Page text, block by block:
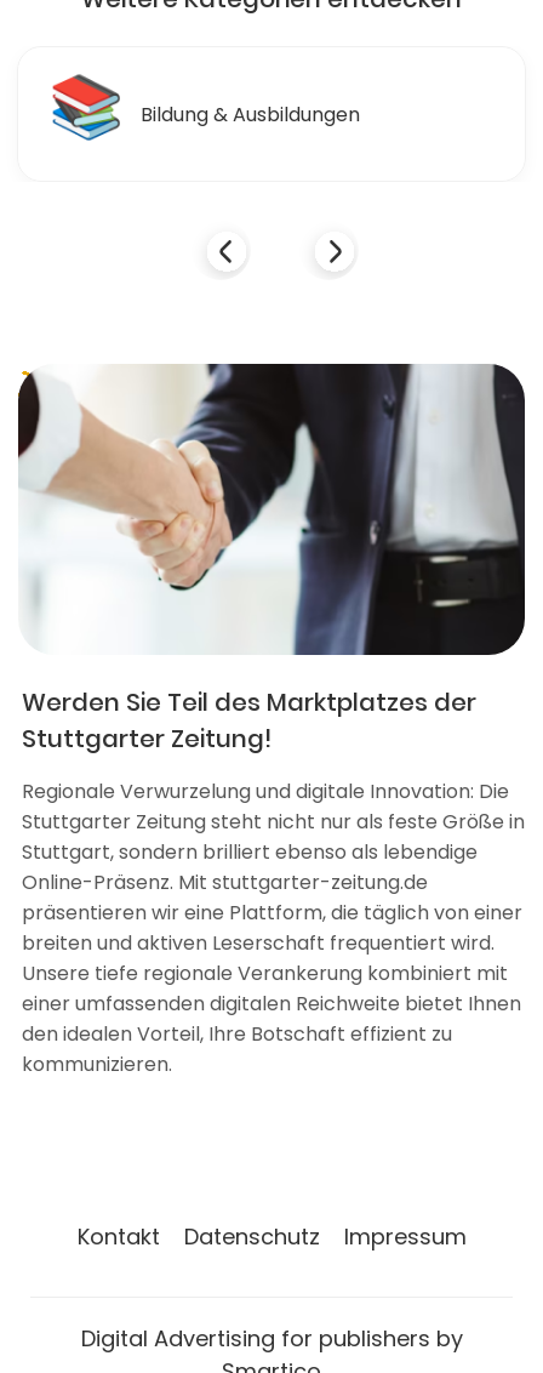
📚 Bildung & Ausbildungen
Werden Sie Teil des Marktplatzes der
Stuttgarter Zeitung!
Regionale Verwurzelung und digitale Innovation: Die
Stuttgarter Zeitung steht nicht nur als feste Größe in
Stuttgart, sondern brilliert ebenso als lebendige
Online-Präsenz. Mit stuttgarter-zeitung.de
präsentieren wir eine Plattform, die täglich von einer
breiten und aktiven Leserschaft frequentiert wird.
Unsere tiefe regionale Verankerung kombiniert mit
einer umfassenden digitalen Reichweite bietet Ihnen
den idealen Vorteil, Ihre Botschaft effizient zu
kommunizieren.
Kontakt Datenschutz Impressum
Digital Advertising for publishers by